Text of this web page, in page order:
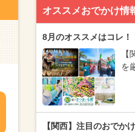
オススメおでかけ情
8月のオススメはコレ！
を
【関西】注目のおでか